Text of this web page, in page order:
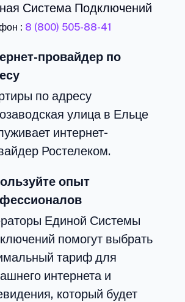
Система Подключений
: 8 (800) 505-88-41
провайдер по
по адресу
улица в Ельце
интернет-
Ростелеком.
опыт
Единой Системы
помогут выбрать
тариф для
интернета и
который будет